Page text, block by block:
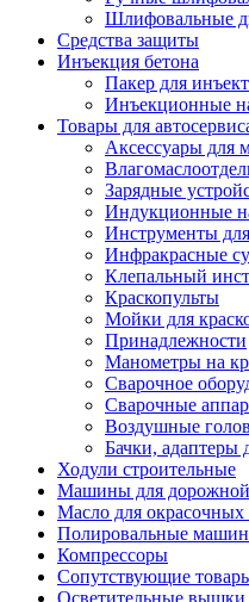
Шлифовальные
Средства защиты
Инъекция бетона
Пакер для
Инъекционные
Товары для
Аксессуары для
Зарядные
Индукционные
Инструменты
Инфракрасные
Клепальный
Краскопульты
Мойки для
Принадлежности
Манометры на
Сварочное
Сварочные
Воздушные
Бачки, адаптеры
Ходули строительные
Машины для дорожной
Масло для окрасочных
Полировальные
Компрессоры
Сопутствующие
Осветительные вышки